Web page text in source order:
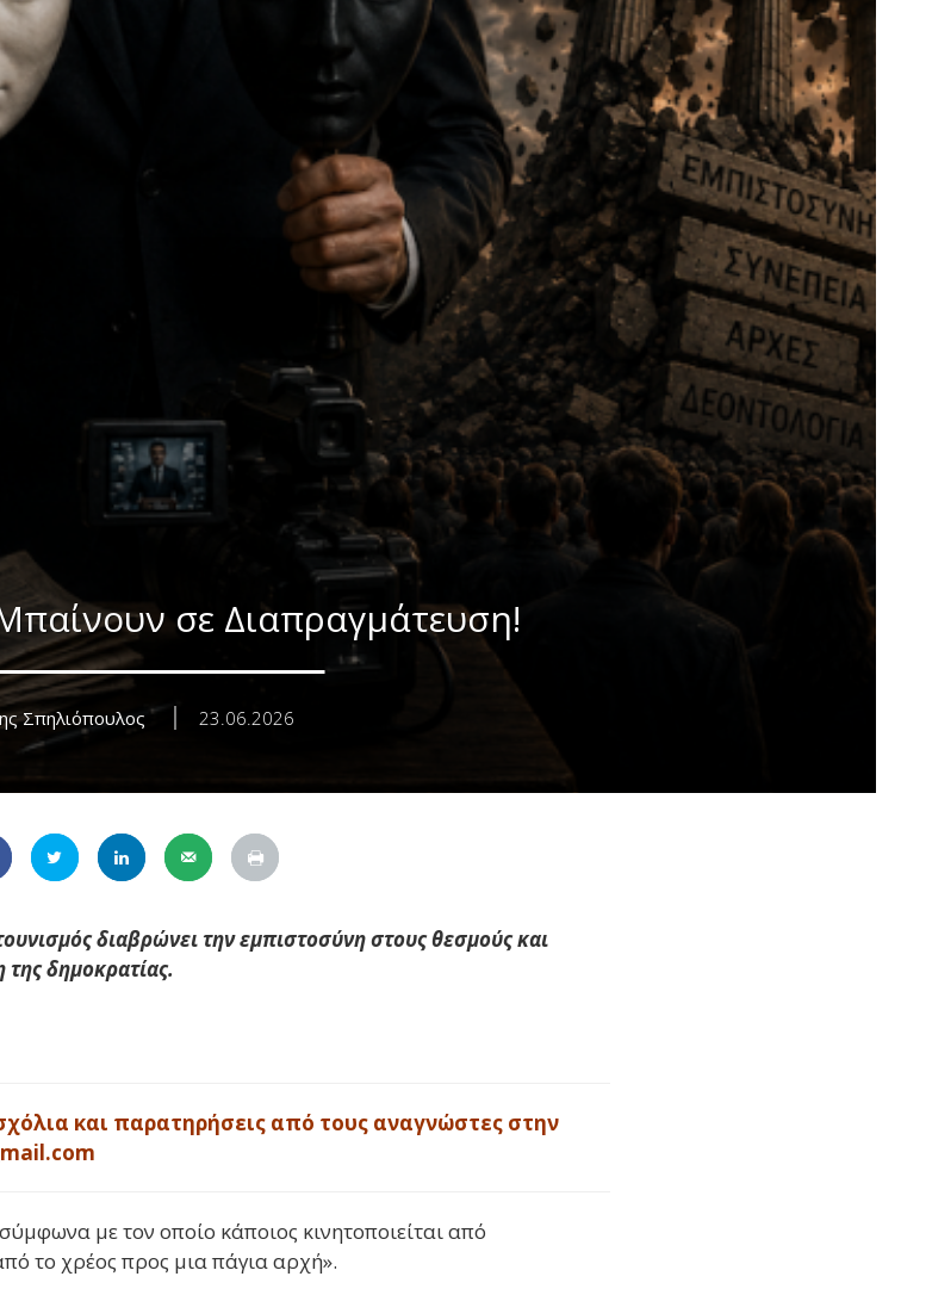
σε Διαπραγμάτευση!
Σπηλιόπουλος 23.06.2026
διαβρώνει την εμπιστοσύνη στους θεσμούς και
της δημοκρατίας.
και παρατηρήσεις από τους αναγνώστες στην
με τον οποίο κάποιος κινητοποιείται από
το χρέος προς μια πάγια αρχή».